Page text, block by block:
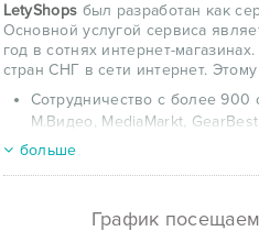
LetyShops был разработан как
Основной услугой сервиса
год в сотнях интернет-
стран СНГ в сети интернет.
Сотрудничество с более 900
М.Видео, MediaMarkt,
Получение кэшбэка до 30%, в
розыгрыши призов.
Онлайн-подсчет экономии
больше
График